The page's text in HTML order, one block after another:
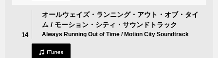
14
オールウェイズ・ランニング・アウト・オブ・タイ
ム / モーション・シティ・サウンドトラック
Always Running Out of Time / Motion City Soundtrack